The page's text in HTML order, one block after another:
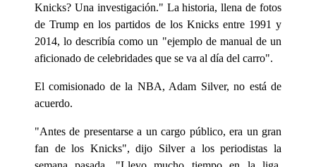
Knicks? Una investigación." La historia, llena de fotos
de Trump en los partidos de los Knicks entre 1991 y
2014, lo describía como un "ejemplo de manual de un
aficionado de celebridades que se va al día del carro".
El comisionado de la NBA, Adam Silver, no está de
acuerdo.
"Antes de presentarse a un cargo público, era un gran
fan de los Knicks", dijo Silver a los periodistas la